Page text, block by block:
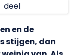
deel
en de
stijgen, dan